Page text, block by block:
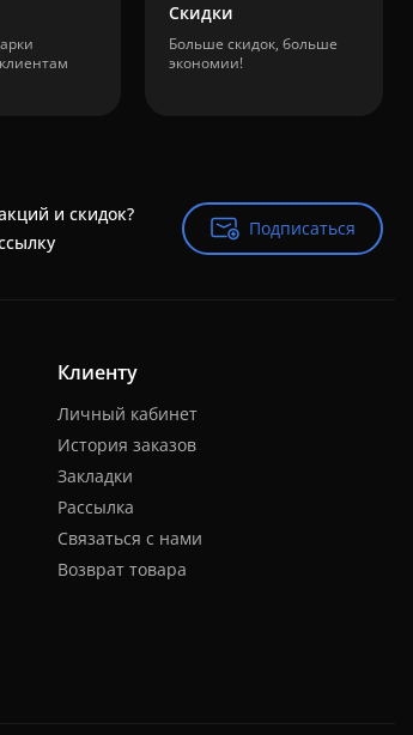
Скидки
Больше скидок, больше
экономии!
и скидок?
Подписаться
Подписаться
Клиенту
Личный кабинет
История заказов
Закладки
Рассылка
Связаться с нами
Возврат товара